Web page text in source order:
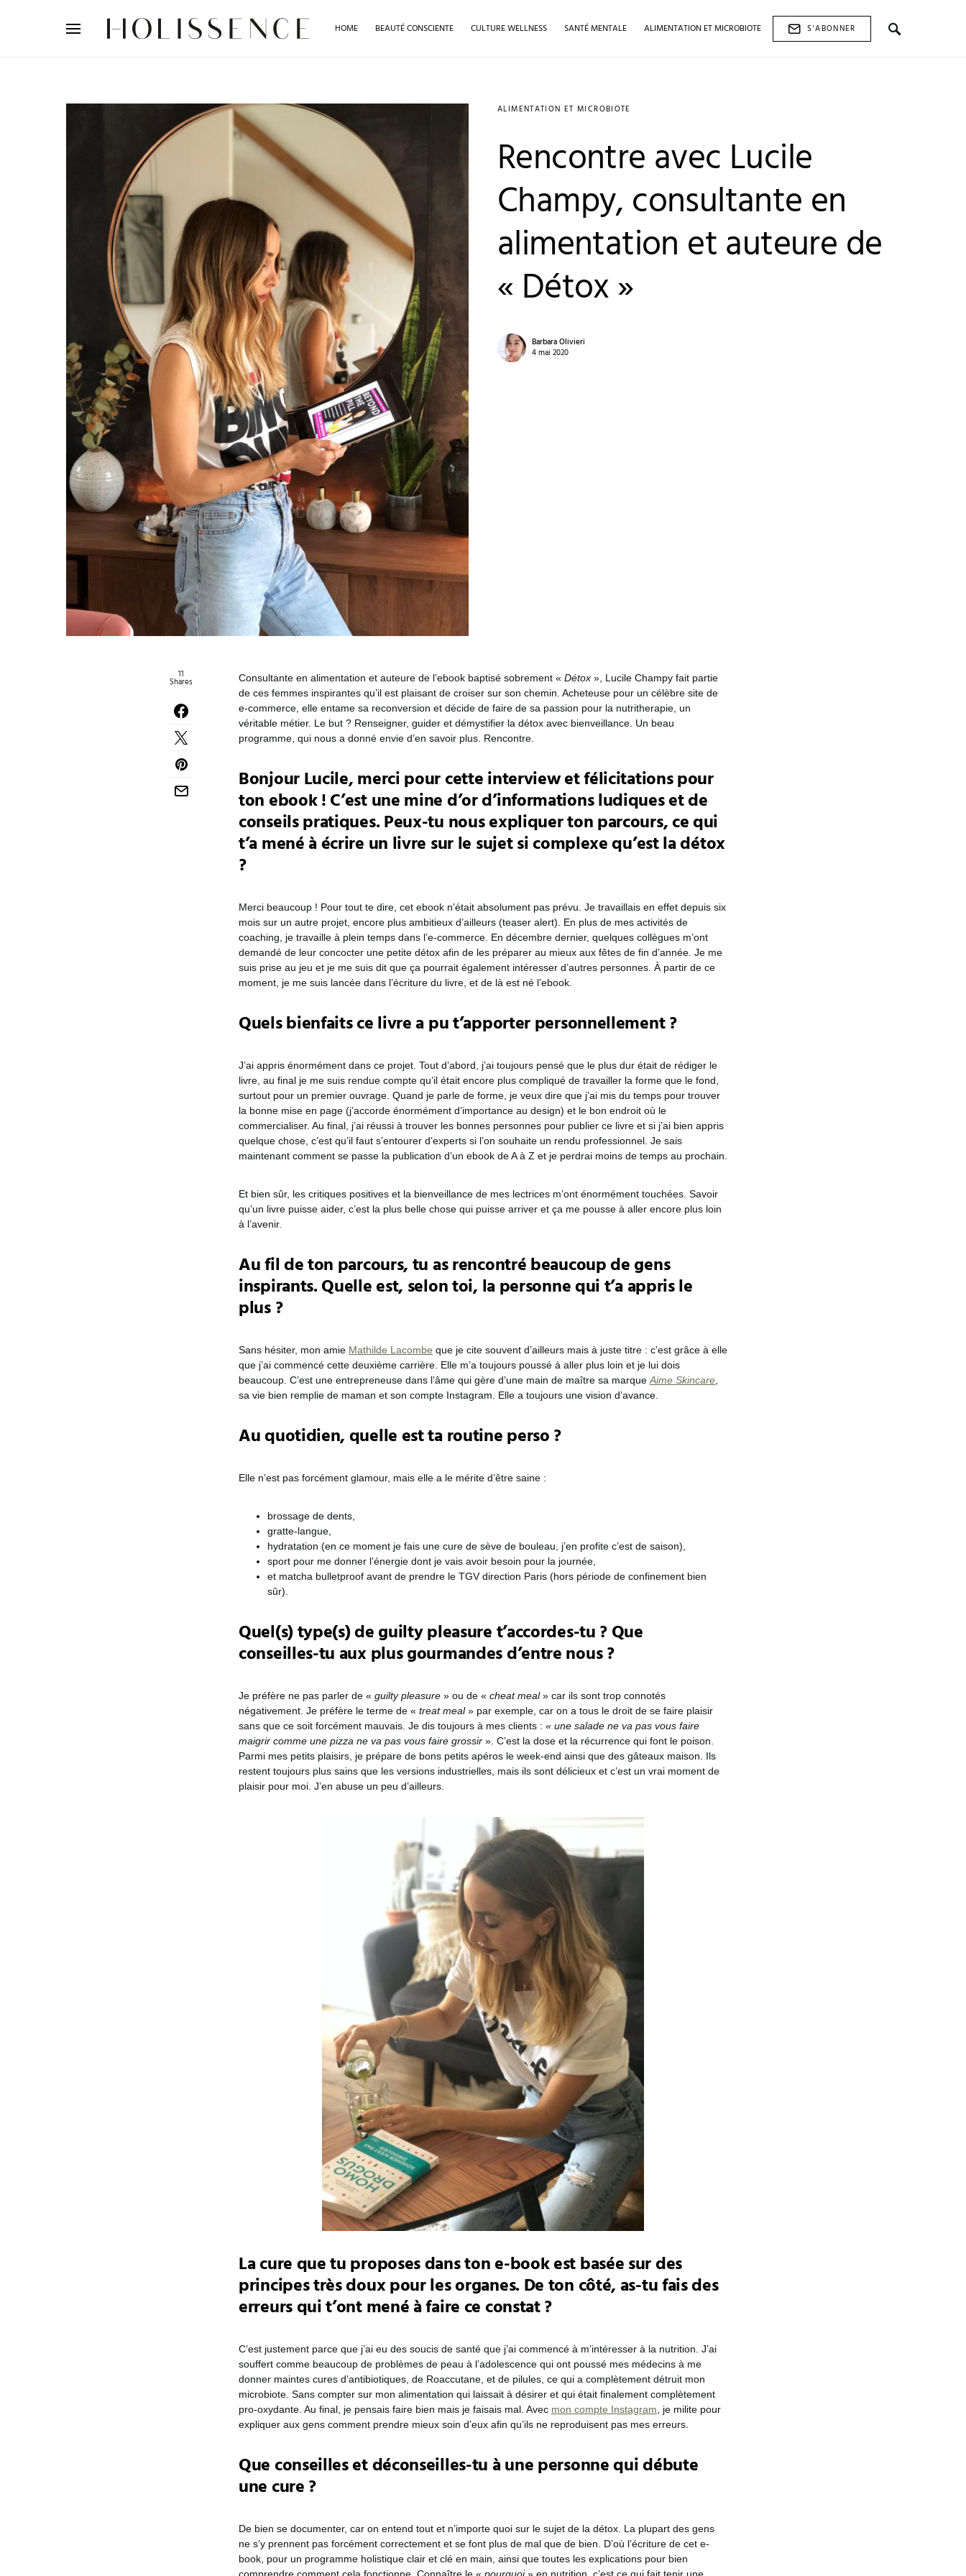
HOME BEAUTÉ CONSCIENTE CULTURE WELLNESS SANTÉ MENTALE ALIMENTATION ET MICROBIOTE
S'ABONNER
ALIMENTATION ET MICROBIOTE
Rencontre avec Lucile
Champy, consultante en
alimentation et auteure de
« Détox »
Barbara Olivieri
4 mai 2020
11
Shares Consultante en alimentation et auteure de l’ebook baptisé sobrement « Détox », Lucile Champy fait partie
de ces femmes inspirantes qu’il est plaisant de croiser sur son chemin. Acheteuse pour un célèbre site de
e-commerce, elle entame sa reconversion et décide de faire de sa passion pour la nutritherapie, un
véritable métier. Le but ? Renseigner, guider et démystifier la détox avec bienveillance. Un beau
programme, qui nous a donné envie d’en savoir plus. Rencontre.
Bonjour Lucile, merci pour cette interview et félicitations pour
ton ebook ! C’est une mine d’or d’informations ludiques et de
conseils pratiques. Peux-tu nous expliquer ton parcours, ce qui
t’a mené à écrire un livre sur le sujet si complexe qu’est la détox
?
Merci beaucoup ! Pour tout te dire, cet ebook n’était absolument pas prévu. Je travaillais en effet depuis six
mois sur un autre projet, encore plus ambitieux d’ailleurs (teaser alert). En plus de mes activités de
coaching, je travaille à plein temps dans l’e-commerce. En décembre dernier, quelques collègues m’ont
demandé de leur concocter une petite détox afin de les préparer au mieux aux fêtes de fin d’année. Je me
suis prise au jeu et je me suis dit que ça pourrait également intéresser d’autres personnes. À partir de ce
moment, je me suis lancée dans l’écriture du livre, et de là est né l’ebook.
Quels bienfaits ce livre a pu t’apporter personnellement ?
J’ai appris énormément dans ce projet. Tout d’abord, j’ai toujours pensé que le plus dur était de rédiger le
livre, au final je me suis rendue compte qu’il était encore plus compliqué de travailler la forme que le fond,
surtout pour un premier ouvrage. Quand je parle de forme, je veux dire que j’ai mis du temps pour trouver
la bonne mise en page (j’accorde énormément d’importance au design) et le bon endroit où le
commercialiser. Au final, j’ai réussi à trouver les bonnes personnes pour publier ce livre et si j’ai bien appris
quelque chose, c’est qu’il faut s’entourer d’experts si l’on souhaite un rendu professionnel. Je sais
maintenant comment se passe la publication d’un ebook de A à Z et je perdrai moins de temps au prochain.
Et bien sûr, les critiques positives et la bienveillance de mes lectrices m’ont énormément touchées. Savoir
qu’un livre puisse aider, c’est la plus belle chose qui puisse arriver et ça me pousse à aller encore plus loin
à l’avenir.
Au fil de ton parcours, tu as rencontré beaucoup de gens
inspirants. Quelle est, selon toi, la personne qui t’a appris le
plus ?
Sans hésiter, mon amie Mathilde Lacombe que je cite souvent d’ailleurs mais à juste titre : c’est grâce à elle
que j’ai commencé cette deuxième carrière. Elle m’a toujours poussé à aller plus loin et je lui dois
beaucoup. C’est une entrepreneuse dans l’âme qui gère d’une main de maître sa marqueAime Skincare,
sa vie bien remplie de maman et son compte Instagram. Elle a toujours une vision d’avance.
Au quotidien, quelle est ta routine perso ?
Elle n’est pas forcément glamour, mais elle a le mérite d’être saine :
brossage de dents,
gratte-langue,
hydratation (en ce moment je fais une cure de sève de bouleau, j’en profite c’est de saison),
sport pour me donner l’énergie dont je vais avoir besoin pour la journée,
et matcha bulletproof avant de prendre le TGV direction Paris (hors période de confinement bien
sûr).
Quel(s) type(s) de guilty pleasure t’accordes-tu ? Que
conseilles-tu aux plus gourmandes d’entre nous ?
Je préfère ne pas parler de « guilty pleasure » ou de « cheat meal» car ils sont trop connotés
négativement. Je préfère le terme de « treat meal» par exemple, car on a tous le droit de se faire plaisir
sans que ce soit forcément mauvais. Je dis toujours à mes clients : « une salade ne va pas vous faire
maigrir comme une pizza ne va pas vous faire grossir ». C’est la dose et la récurrence qui font le poison.
Parmi mes petits plaisirs, je prépare de bons petits apéros le week-end ainsi que des gâteaux maison. Ils
restent toujours plus sains que les versions industrielles, mais ils sont délicieux et c’est un vrai moment de
plaisir pour moi. J’en abuse un peu d’ailleurs.
La cure que tu proposes dans ton e-book est basée sur des
principes très doux pour les organes. De ton côté, as-tu fais des
erreurs qui t’ont mené à faire ce constat ?
C’est justement parce que j’ai eu des soucis de santé que j’ai commencé à m’intéresser à la nutrition. J’ai
souffert comme beaucoup de problèmes de peau à l’adolescence qui ont poussé mes médecins à me
donner maintes cures d’antibiotiques, de Roaccutane, et de pilules, ce qui a complètement détruit mon
microbiote. Sans compter sur mon alimentation qui laissait à désirer et qui était finalement complètement
pro-oxydante. Au final, je pensais faire bien mais je faisais mal. Avec mon compte Instagram, je milite pour
expliquer aux gens comment prendre mieux soin d’eux afin qu’ils ne reproduisent pas mes erreurs.
Que conseilles et déconseilles-tu à une personne qui débute
une cure ?
De bien se documenter, car on entend tout et n’importe quoi sur le sujet de la détox. La plupart des gens
ne s’y prennent pas forcément correctement et se font plus de mal que de bien. D’où l’écriture de cet e-
book, pour un programme holistique clair et clé en main, ainsi que toutes les explications pour bien